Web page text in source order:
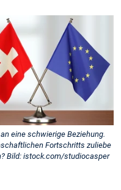
eine schwierige Beziehung.
Fortschritts zuliebe
Bild: istock.com/studiocasper